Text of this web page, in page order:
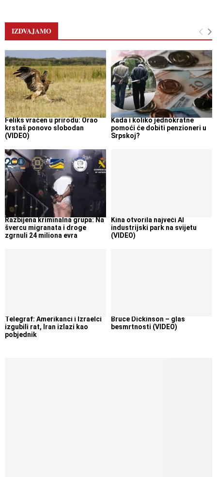
IZDVAJAMO
Feliks vraćen u prirodu: Orao
krstaš ponovo slobodan
(VIDEO)
Kada i koliko jednokratne
pomoći će dobiti penzioneri u
Srpskoj?
Razbijena kriminalna grupa: Na
švercu migranata i droge
zgrnuli 24 miliona evra
Kina otvorila najveći AI
industrijski park na svijetu
(VIDEO)
Telegraf: Amerikanci i Izraelci
izgubili rat, Iran izlazi kao
pobjednik
Bruce Dickinson – glas
besmrtnosti (VIDEO)